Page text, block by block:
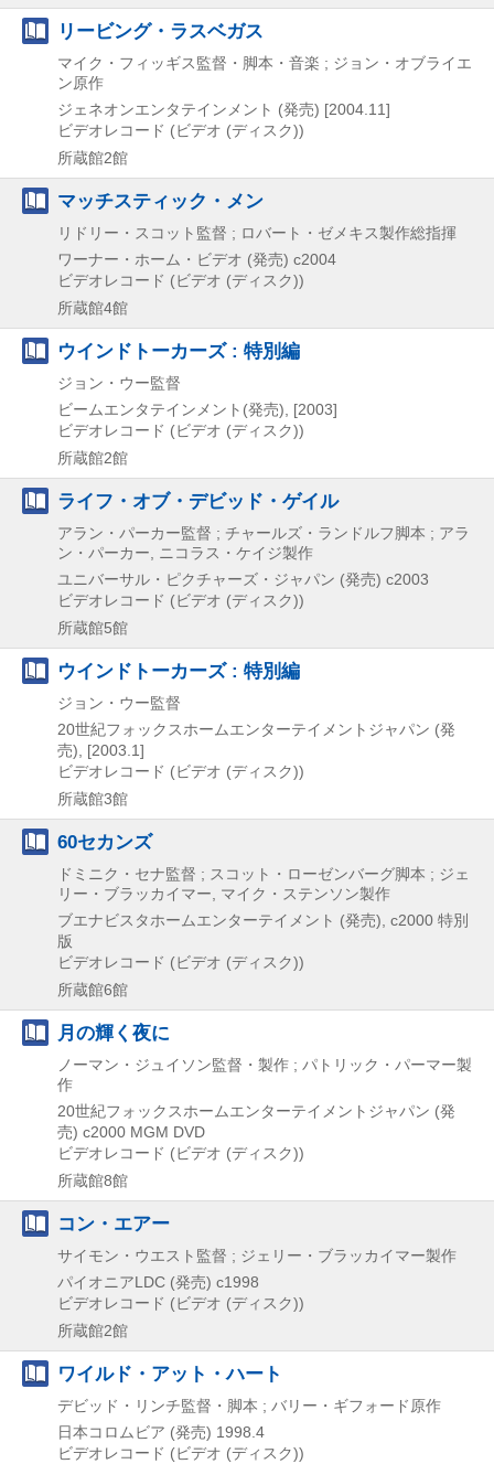
リービング・ラスベガス
マイク・フィッギス監督・脚本・音楽 ; ジョン・オブライエ
ン原作
ジェネオンエンタテインメント (発売) [2004.11]
ビデオレコード (ビデオ (ディスク))
所蔵館2館
マッチスティック・メン
リドリー・スコット監督 ; ロバート・ゼメキス製作総指揮
ワーナー・ホーム・ビデオ (発売) c2004
ビデオレコード (ビデオ (ディスク))
所蔵館4館
ウインドトーカーズ : 特別編
ジョン・ウー監督
ビームエンタテインメント(発売), [2003]
ビデオレコード (ビデオ (ディスク))
所蔵館2館
ライフ・オブ・デビッド・ゲイル
アラン・パーカー監督 ; チャールズ・ランドルフ脚本 ; アラ
ン・パーカー, ニコラス・ケイジ製作
ユニバーサル・ピクチャーズ・ジャパン (発売) c2003
ビデオレコード (ビデオ (ディスク))
所蔵館5館
ウインドトーカーズ : 特別編
ジョン・ウー監督
20世紀フォックスホームエンターテイメントジャパン (発
売), [2003.1]
ビデオレコード (ビデオ (ディスク))
所蔵館3館
60セカンズ
ドミニク・セナ監督 ; スコット・ローゼンバーグ脚本 ; ジェ
リー・ブラッカイマー, マイク・ステンソン製作
ブエナビスタホームエンターテイメント (発売), c2000 特別
版
ビデオレコード (ビデオ (ディスク))
所蔵館6館
月の輝く夜に
ノーマン・ジュイソン監督・製作 ; パトリック・パーマー製
作
20世紀フォックスホームエンターテイメントジャパン (発
売) c2000 MGM DVD
ビデオレコード (ビデオ (ディスク))
所蔵館8館
コン・エアー
サイモン・ウエスト監督 ; ジェリー・ブラッカイマー製作
パイオニアLDC (発売) c1998
ビデオレコード (ビデオ (ディスク))
所蔵館2館
ワイルド・アット・ハート
デビッド・リンチ監督・脚本 ; バリー・ギフォード原作
日本コロムビア (発売) 1998.4
ビデオレコード (ビデオ (ディスク))